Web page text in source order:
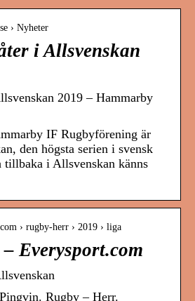
› Nyheter
i Allsvenskan
2019 – Hammarby
IF Rugbyförening är
den högsta serien i svensk
tillbaka i Allsvenskan känns
› rugby-herr › 2019 › liga
Everysport.com
Rugby – Herr.